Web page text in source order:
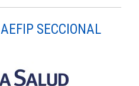
SECCIONAL